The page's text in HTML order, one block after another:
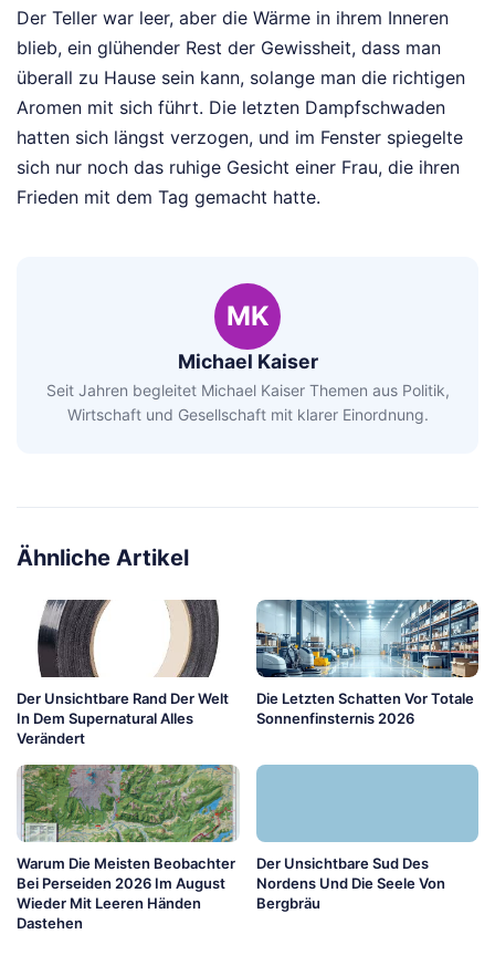
Der Teller war leer, aber die Wärme in ihrem Inneren
blieb, ein glühender Rest der Gewissheit, dass man
überall zu Hause sein kann, solange man die richtigen
Aromen mit sich führt. Die letzten Dampfschwaden
hatten sich längst verzogen, und im Fenster spiegelte
sich nur noch das ruhige Gesicht einer Frau, die ihren
Frieden mit dem Tag gemacht hatte.
MK
Michael Kaiser
Seit Jahren begleitet Michael Kaiser Themen aus Politik,
Wirtschaft und Gesellschaft mit klarer Einordnung.
Ähnliche Artikel
Der Unsichtbare Rand Der Welt
In Dem Supernatural Alles
Verändert
Die Letzten Schatten Vor Totale
Sonnenfinsternis 2026
Warum Die Meisten Beobachter
Bei Perseiden 2026 Im August
Wieder Mit Leeren Händen
Dastehen
Der Unsichtbare Sud Des
Nordens Und Die Seele Von
Bergbräu